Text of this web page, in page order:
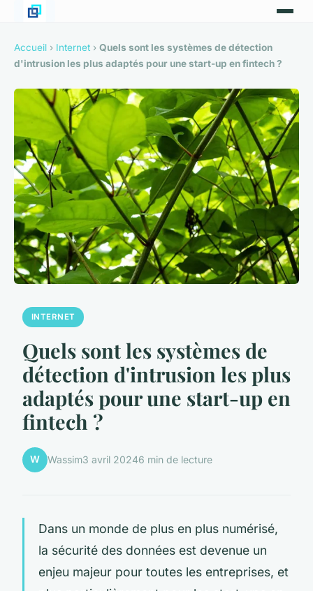
Accueil › Internet › Quels sont les systèmes de détection
d'intrusion les plus adaptés pour une start-up en fintech ?
INTERNET
Quels sont les systèmes de
détection d'intrusion les plus
adaptés pour une start-up en
fintech ?
W Wassim3 avril 20246 min de lecture
Dans un monde de plus en plus numérisé,
la sécurité des données est devenue un
enjeu majeur pour toutes les entreprises, et